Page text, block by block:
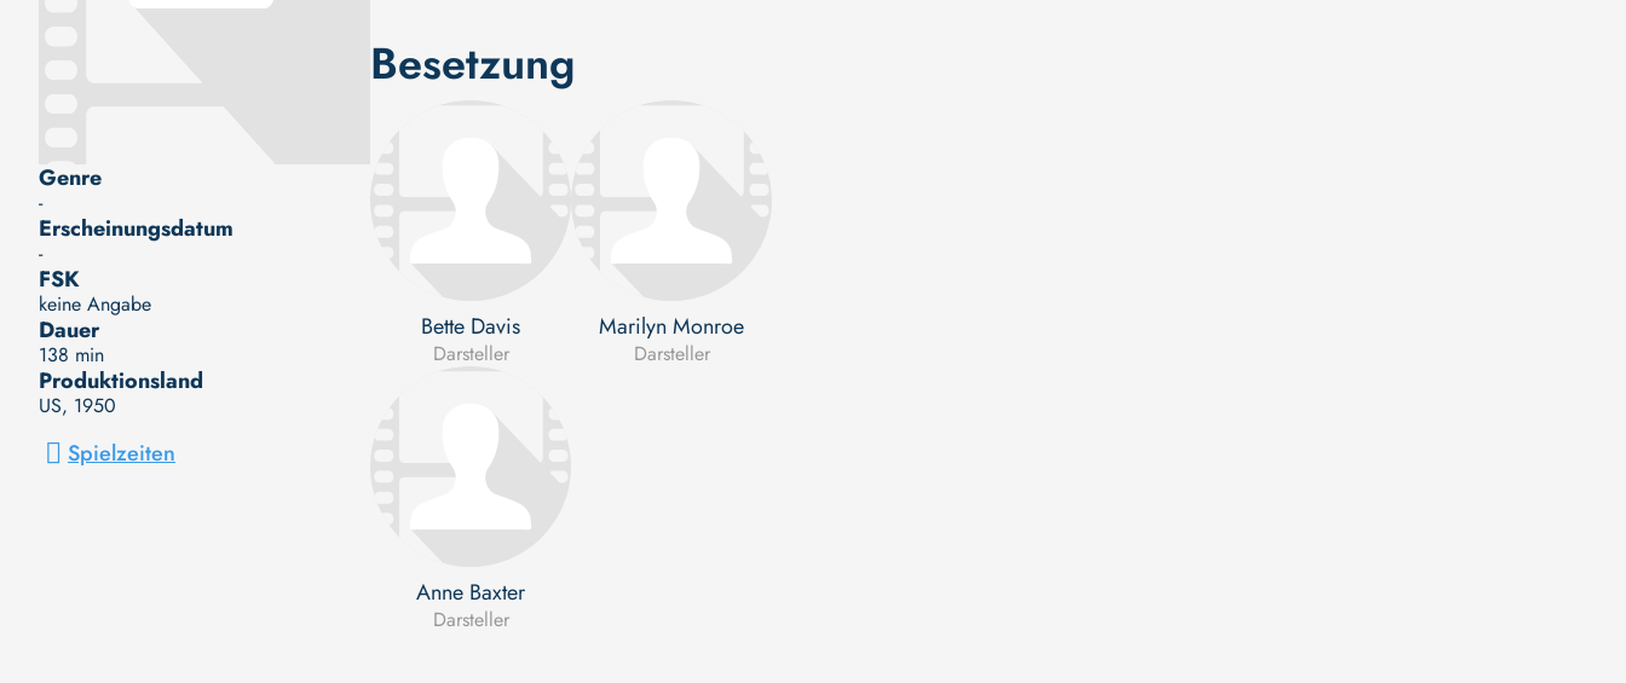
Genre
-
Erscheinungsdatum
-
FSK
keine Angabe
Dauer
138 min
Produktionsland
US, 1950
Spielzeiten
Besetzung
Bette Davis
Darsteller
Marilyn Monroe
Darsteller
Anne Baxter
Darsteller